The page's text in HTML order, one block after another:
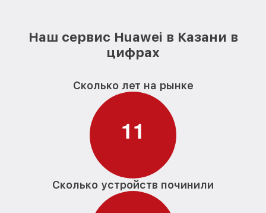
Наш сервис Huawei в Казани в
цифрах
Сколько лет на рынке
11
Сколько устройств починили